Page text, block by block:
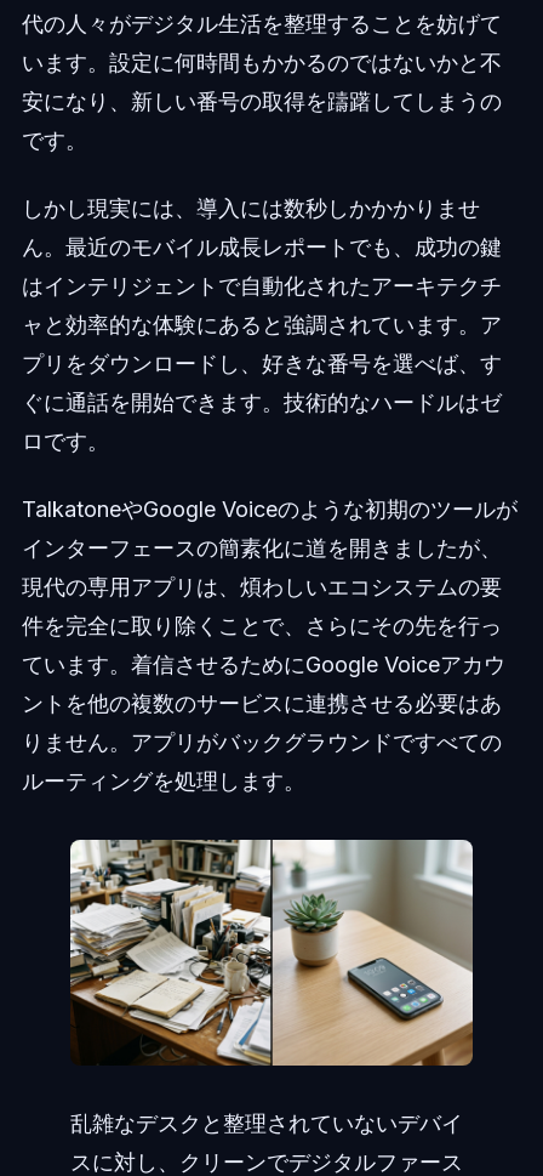
代の人々がデジタル生活を整理することを妨げて
います。設定に何時間もかかるのではないかと不
安になり、新しい番号の取得を躊躇してしまうの
です。
しかし現実には、導入には数秒しかかかりませ
ん。最近のモバイル成長レポートでも、成功の鍵
はインテリジェントで自動化されたアーキテクチ
ャと効率的な体験にあると強調されています。ア
プリをダウンロードし、好きな番号を選べば、す
ぐに通話を開始できます。技術的なハードルはゼ
ロです。
TalkatoneやGoogle Voiceのような初期のツールが
インターフェースの簡素化に道を開きましたが、
現代の専用アプリは、煩わしいエコシステムの要
件を完全に取り除くことで、さらにその先を行っ
ています。着信させるためにGoogle Voiceアカウ
ントを他の複数のサービスに連携させる必要はあ
りません。アプリがバックグラウンドですべての
ルーティングを処理します。
乱雑なデスクと整理されていないデバイ
スに対し、クリーンでデジタルファース